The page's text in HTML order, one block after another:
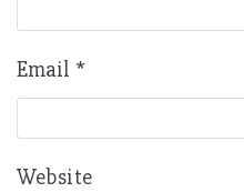
Email *
Website